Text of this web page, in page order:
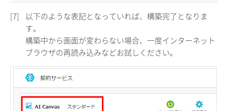
[7]
以下のような表記となっていれば、構築完了となりま
す。
構築中から画面が変わらない場合、一度インターネット
ブラウザの再読み込みなどお試しください。